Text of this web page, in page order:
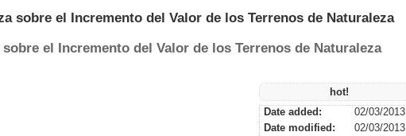
sobre el Incremento del Valor de los Terrenos de Naturaleza
hot!
Date added:
02/03/2013
Date modified:
02/03/2013